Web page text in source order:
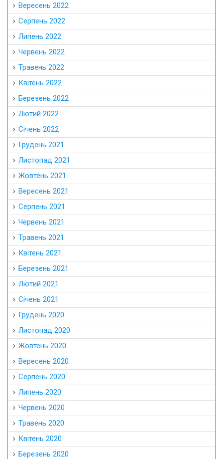
Вересень 2022
Серпень 2022
Липень 2022
Червень 2022
Травень 2022
Квітень 2022
Березень 2022
Лютий 2022
Січень 2022
Грудень 2021
Листопад 2021
Жовтень 2021
Вересень 2021
Серпень 2021
Червень 2021
Травень 2021
Квітень 2021
Березень 2021
Лютий 2021
Січень 2021
Грудень 2020
Листопад 2020
Жовтень 2020
Вересень 2020
Серпень 2020
Липень 2020
Червень 2020
Травень 2020
Квітень 2020
Березень 2020